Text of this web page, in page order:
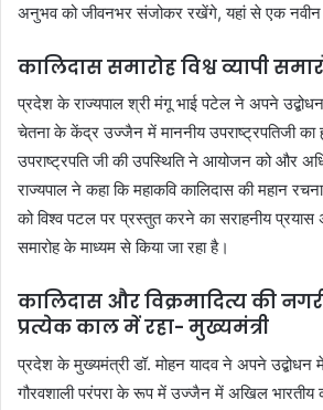
अनुभव को जीवनभर संजोकर रखेंगे, यहां से एक नवीन
कालिदास समारोह विश्व व्यापी
प्रदेश के राज्यपाल श्री मंगू भाई पटेल ने अपने
चेतना के केंद्र उज्जैन में माननीय उपराष्ट्रपतिजी का
उपराष्ट्रपति जी की उपस्थिति ने आयोजन को और
राज्यपाल ने कहा कि महाकवि कालिदास की महान
को विश्व पटल पर प्रस्तुत करने का सराहनीय प्रयास
समारोह के माध्यम से किया जा रहा है।
कालिदास और विक्रमादित्य की
प्रत्येक काल में रहा- मुख्यमंत्री
प्रदेश के मुख्यमंत्री डॉ. मोहन यादव ने अपने उद्बोधन
गौरवशाली परंपरा के रूप में उज्जैन में अखिल भारतीय